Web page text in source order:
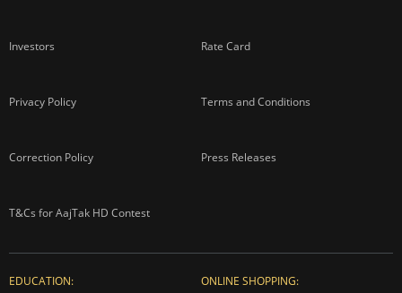
Investors Rate Card
Privacy Policy Terms and Conditions
Correction Policy Press Releases
T&Cs for AajTak HD Contest
EDUCATION: ONLINE SHOPPING: